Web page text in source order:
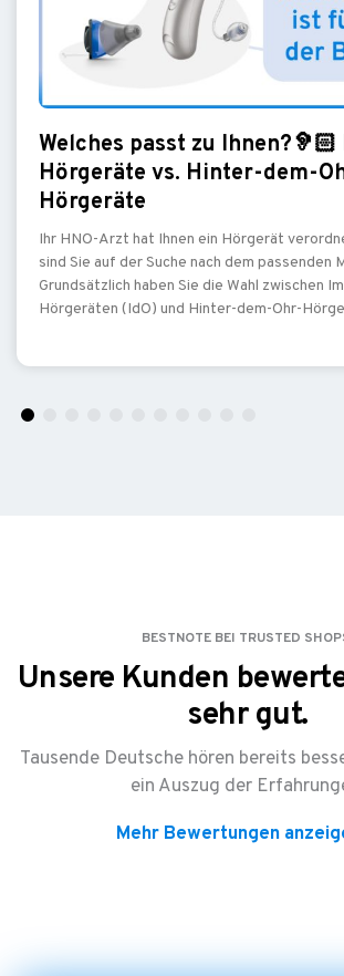
Welches passt zu
Hörgeräte vs. Hinter-dem-
Hörgeräte
Ihr HNO-Arzt hat Ihnen ein Hörgerät
sind Sie auf der Suche nach dem passenden
Grundsätzlich haben Sie die Wahl zwischen
Hörgeräten (IdO) und Hinter-dem-Ohr-
BESTNOTE BEI TRUSTED
Unsere Kunden
sehr gut.
Tausende Deutsche hören bereits
ein Auszug der
Mehr Bewertungen